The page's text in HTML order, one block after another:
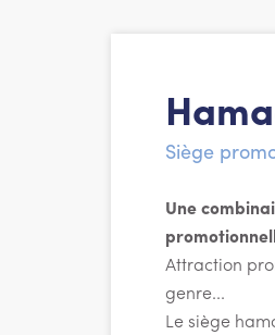
Siège
Une
Attraction
genre...
Le siège